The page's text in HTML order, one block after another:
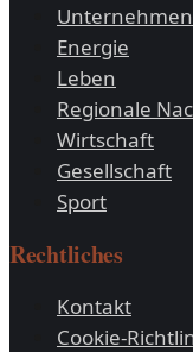
Unternehmen
Energie
Leben
Regionale
Wirtschaft
Gesellschaft
Sport
Rechtliches
Kontakt
Cookie-